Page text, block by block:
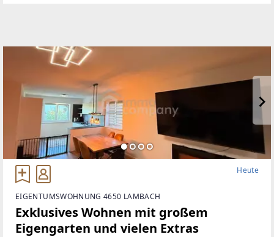
Heute
EIGENTUMSWOHNUNG 4650 LAMBACH
Exklusives Wohnen mit großem
Eigengarten und vielen Extras